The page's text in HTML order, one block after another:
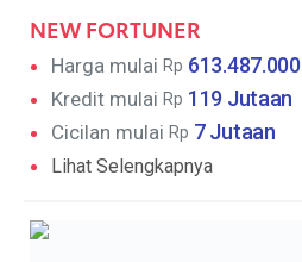
NEW FORTUNER
Harga mulai Rp 613.487.000
Kredit mulai Rp 119 Jutaan
Cicilan mulai Rp 7 Jutaan
Lihat Selengkapnya